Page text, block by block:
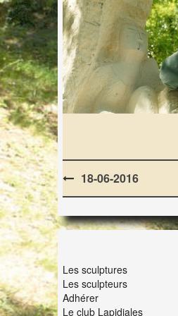
Post
navigation
18-06-2016
Les sculptures
Les sculpteurs
Adhérer
Le club Lapidiales